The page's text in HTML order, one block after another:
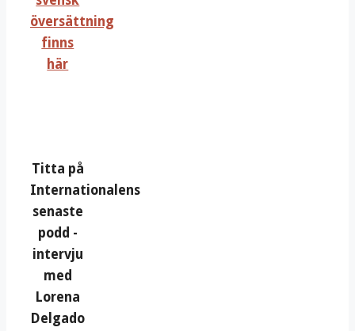
översättning
finns
här
Titta på
Internationalens
senaste
podd -
intervju
med
Lorena
Delgado